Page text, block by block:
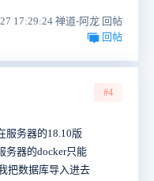
17:29:24 禅道-阿龙 回帖
回帖
#4
服务器的18.10版
务器的docker只能
把数据库导入进去